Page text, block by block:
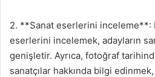
2. **Sanat eserlerini inceleme**:
eserlerini incelemek, adayların
genişletir. Ayrıca, fotoğraf
sanatçılar hakkında bilgi